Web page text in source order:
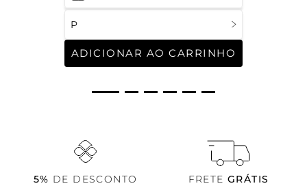
P
ADICIONAR AO CARRINHO
5% DE DESCONTO FRETE GRÁTIS